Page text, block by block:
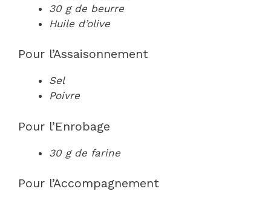
30 g de beurre
Huile d’olive
Pour l’Assaisonnement
Sel
Poivre
Pour l’Enrobage
30 g de farine
Pour l’Accompagnement